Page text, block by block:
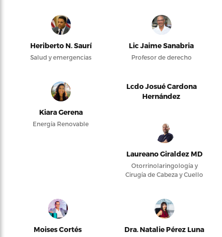
Heriberto N. Saurí
Salud y emergencias
Lic Jaime Sanabria
Profesor de derecho
Kiara Gerena
Energía Renovable
Lcdo Josué Cardona
Hernández
Laureano Giraldez MD
Otorrinolaringología y
Cirugía de Cabeza y Cuello
Moises Cortés Dra. Natalie Pérez Luna